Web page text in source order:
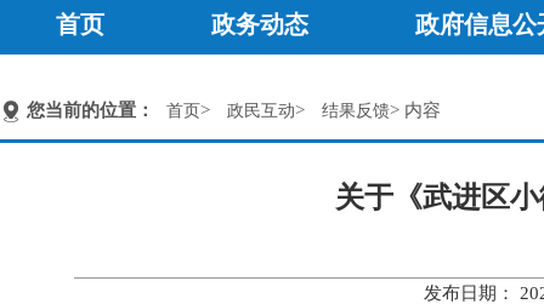
首页 政务动态 政府信息公
您当前的位置： 首页> 政民互动> 结果反馈> 内容
关于《武进区
发布日期：